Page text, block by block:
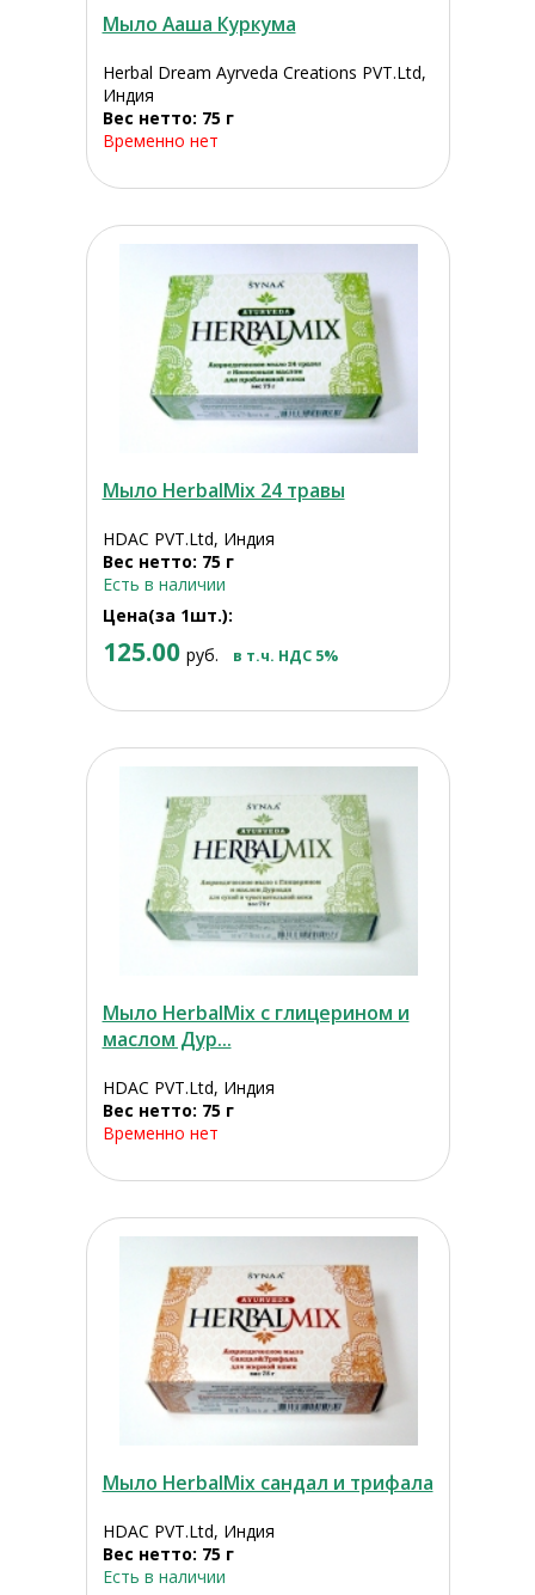
Мыло Ааша Куркума
Herbal Dream Ayrveda Creations PVT.Ltd,
Индия
Вес нетто: 75 г
Временно нет
Мыло HerbalMix 24 травы
HDAC PVT.Ltd, Индия
Вес нетто: 75 г
Есть в наличии
Цена(за 1шт.):
125.00 руб. в т.ч. НДС 5%
Мыло HerbalMix с глицерином и
маслом Дур...
HDAC PVT.Ltd, Индия
Вес нетто: 75 г
Временно нет
Мыло HerbalMix сандал и трифала
HDAC PVT.Ltd, Индия
Вес нетто: 75 г
Есть в наличии